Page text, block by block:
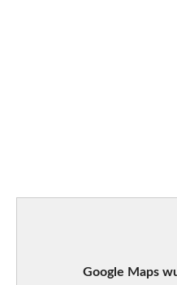
Google Maps